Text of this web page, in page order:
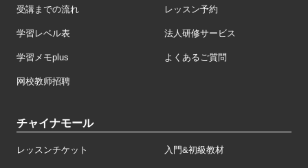
受講までの流れ レッスン予約
学習レベル表 法人研修サービス
学習メモplus よくあるご質問
网校教师招聘
チャイナモール
レッスンチケット 入門&初級教材